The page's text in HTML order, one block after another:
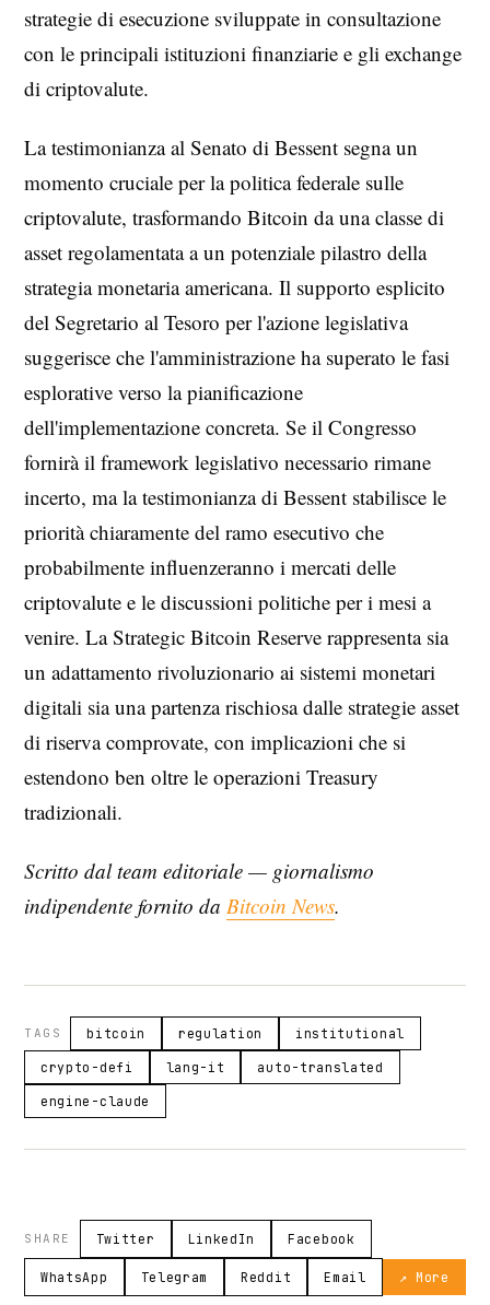
strategie di esecuzione sviluppate in consultazione
con le principali istituzioni finanziarie e gli exchange
di criptovalute.
La testimonianza al Senato di Bessent segna un
momento cruciale per la politica federale sulle
criptovalute, trasformando Bitcoin da una classe di
asset regolamentata a un potenziale pilastro della
strategia monetaria americana. Il supporto esplicito
del Segretario al Tesoro per l'azione legislativa
suggerisce che l'amministrazione ha superato le fasi
esplorative verso la pianificazione
dell'implementazione concreta. Se il Congresso
fornirà il framework legislativo necessario rimane
incerto, ma la testimonianza di Bessent stabilisce le
priorità chiaramente del ramo esecutivo che
probabilmente influenzeranno i mercati delle
criptovalute e le discussioni politiche per i mesi a
venire. La Strategic Bitcoin Reserve rappresenta sia
un adattamento rivoluzionario ai sistemi monetari
digitali sia una partenza rischiosa dalle strategie asset
di riserva comprovate, con implicazioni che si
estendono ben oltre le operazioni Treasury
tradizionali.
Scritto dal team editoriale — giornalismo
indipendente fornito da Bitcoin News.
TAGS bitcoin regulation institutional
crypto-defi lang-it auto-translated
engine-claude
SHARE Twitter LinkedIn Facebook
WhatsApp Telegram Reddit Email ↗ More